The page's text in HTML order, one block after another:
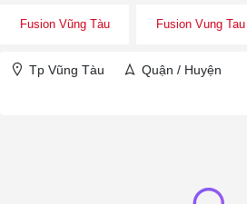
Fusion Vũng Tàu Fusion Vung Tau
Tp Vũng Tàu Quận / Huyện